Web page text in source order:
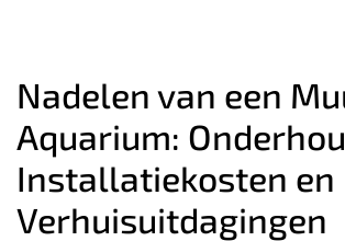
Nadelen van een
Aquarium:
Installatiekosten en
Verhuisuitdagingen